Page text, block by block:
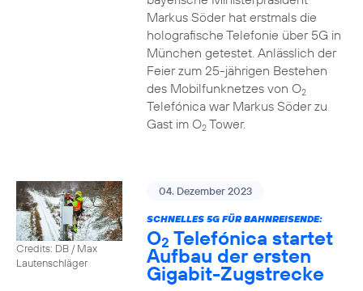
Markus Söder hat erstmals die
holografische Telefonie über 5G in
München getestet. Anlässlich der
Feier zum 25-jährigen Bestehen
des Mobilfunknetzes von O2
Telefónica war Markus Söder zu
Gast im O2Tower.
Credits: DB / Max
Lautenschläger
04. Dezember 2023
SCHNELLES 5G FÜR BAHNREISENDE:
O2 Telefónica startet
Aufbau der ersten
Gigabit-Zugstrecke